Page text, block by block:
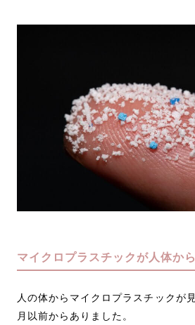
マイクロプラスチックが人体か
人の体からマイクロプラスチックが
月以前からありました。